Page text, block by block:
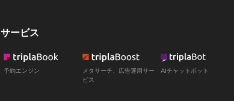
サービス
予約エンジン
メタサーチ、広告運用サー
ビス
AIチャットボット